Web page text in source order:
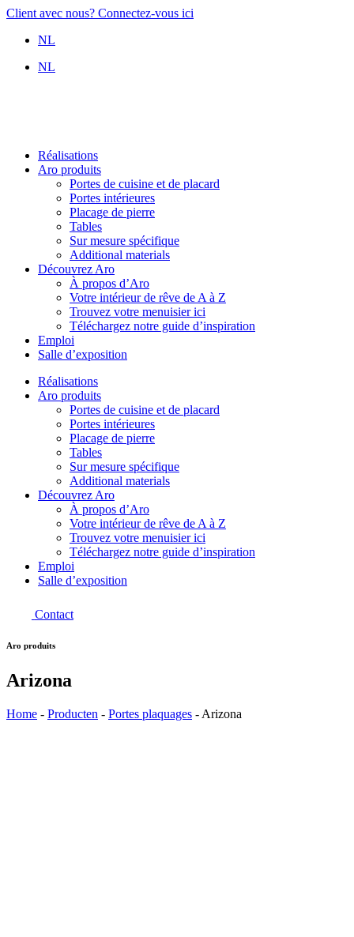
Aller
contenu
Client avec nous? Connectez-vous ici
NL
NL
Réalisations
Aro produits
Portes de cuisine et de placard
Portes intérieures
Placage de pierre
Tables
Sur mesure spécifique
Additional materials
Découvrez Aro
À propos d’Aro
Votre intérieur de rêve de A à Z
Trouvez votre menuisier ici
Téléchargez notre guide d’inspiration
Emploi
Salle d’exposition
Réalisations
Aro produits
Portes de cuisine et de placard
Portes intérieures
Placage de pierre
Tables
Sur mesure spécifique
Additional materials
Découvrez Aro
À propos d’Aro
Votre intérieur de rêve de A à Z
Trouvez votre menuisier ici
Téléchargez notre guide d’inspiration
Emploi
Salle d’exposition
Contact
Aro produits
Arizona
Home - Producten - Portes plaquages - Arizona